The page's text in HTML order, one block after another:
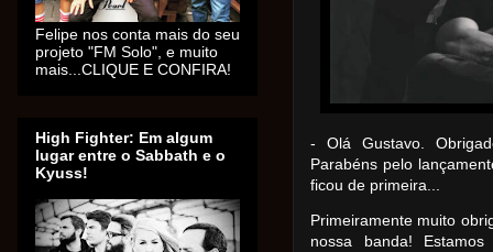
- Olá Gustavo.
Parabéns pelo
ficou de primeira...
Primeiramente muito
nossa banda!
Felipe nos conta mais do seu
projeto "FM Solo", e muito
mais...CLIQUE E CONFIRA!
High Fighter: Em algum
lugar entre o Sabbath e o
Kyuss!